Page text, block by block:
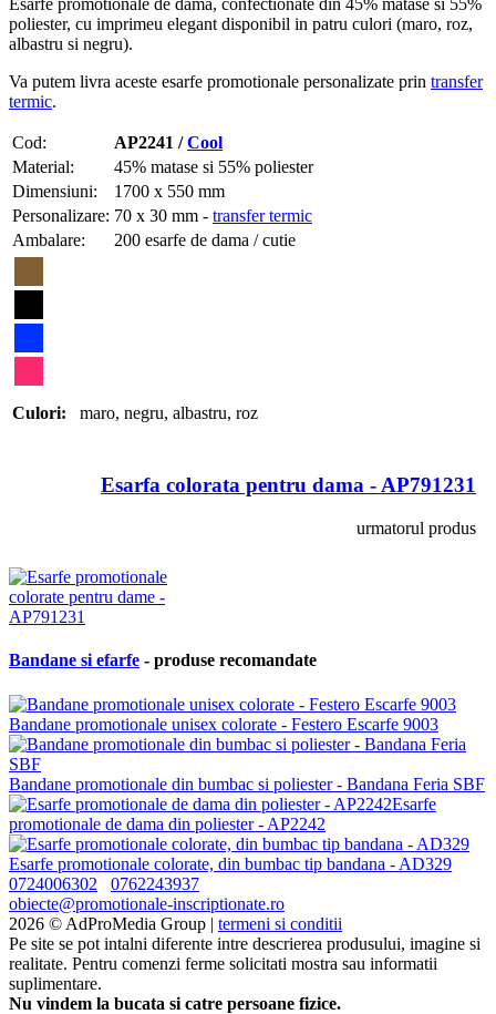
poliester, cu imprimeu elegant disponibil in patru culori (maro, roz,
albastru si negru).
Va putem livra aceste esarfe promotionale personalizate prin transfer
termic.
Cod: AP2241 /Cool
Material:
45% matase si 55% poliester
Dimensiuni:
1700 x 550 mm
Personalizare: 70 x 30 mm - transfer termic
Ambalare:
200 esarfe de dama / cutie
Culori: maro, negru, albastru, roz
Esarfa colorata pentru dama - AP791231
urmatorul produs
Bandane si efarfe - produse recomandate
Bandane promotionale unisex colorate - Festero Escarfe 9003
Bandane promotionale din bumbac si poliester - Bandana Feria SBF
Esarfe
promotionale de dama din poliester - AP2242
Esarfe promotionale colorate, din bumbac tip bandana - AD329
0724006302
0762243937
obiecte@promotionale-inscriptionate.ro
2026 © AdProMedia Group | termeni si conditii
Pe site se pot intalni diferente intre descrierea produsului, imagine si
realitate. Pentru comenzi ferme solicitati mostra sau informatii
suplimentare.
Nu vindem la bucata si catre persoane fizice.